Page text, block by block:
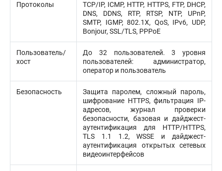
Протоколы
TCP/IP, ICMP, HTTP, HTTPS, FTP, DHCP,
DNS, DDNS, RTP, RTSP, NTP, UPnP,
SMTP, IGMP, 802.1X, QoS, IPv6, UDP,
Bonjour, SSL/TLS, PPPoE
Пользователь/
хост
До 32 пользователей. 3 уровня
пользователей: администратор,
оператор и пользователь
Безопасность
Защита паролем, сложный пароль,
шифрование HTTPS, фильтрация IP-
адресов, журнал проверки
безопасности, базовая и дайджест-
аутентификация для HTTP/HTTPS,
TLS 1.1 1.2, WSSE и дайджест-
аутентификация открытых сетевых
видеоинтерфейсов